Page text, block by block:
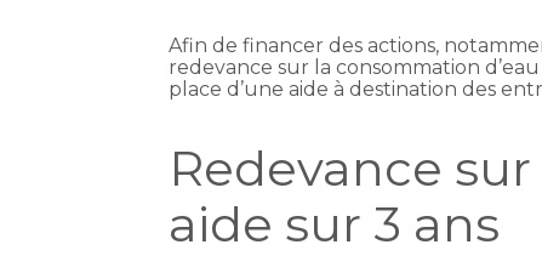
Afin de financer des actions,
redevance sur la consommation
place d’une aide à destination des
Redevance
aide sur 3 ans